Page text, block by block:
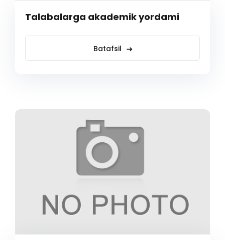
Talabalarga akademik yordami
Batafsil